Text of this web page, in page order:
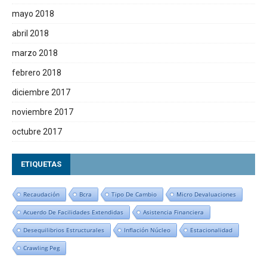
mayo 2018
abril 2018
marzo 2018
febrero 2018
diciembre 2017
noviembre 2017
octubre 2017
ETIQUETAS
Recaudación Bcra Tipo De Cambio Micro Devaluaciones
Acuerdo De Facilidades Extendidas Asistencia Financiera
Desequilibrios Estructurales Inflación Núcleo Estacionalidad
Crawling Peg